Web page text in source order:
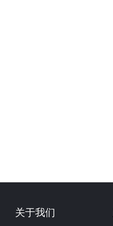
关于我们